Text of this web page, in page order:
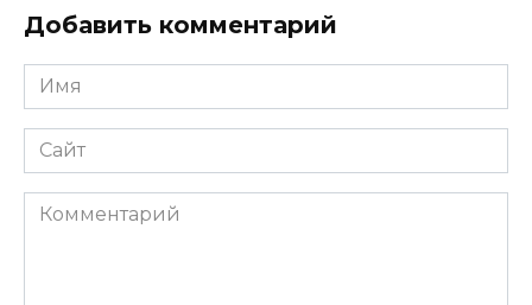
Добавить комментарий
Имя
*
Сайт
Комментарий